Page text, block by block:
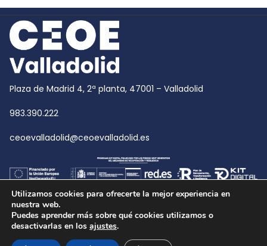
Plaza de Madrid 4, 2ª planta, 47001 – Valladolid
983.390.222
ceoevalladolid@ceoevalladolid.es
Copyright © 2026CEOE Valladolid
Utilizamos cookies para ofrecerte la mejor experiencia en
nuestra web.
Puedes aprender más sobre qué cookies utilizamos o
desactivarlas en los ajustes.